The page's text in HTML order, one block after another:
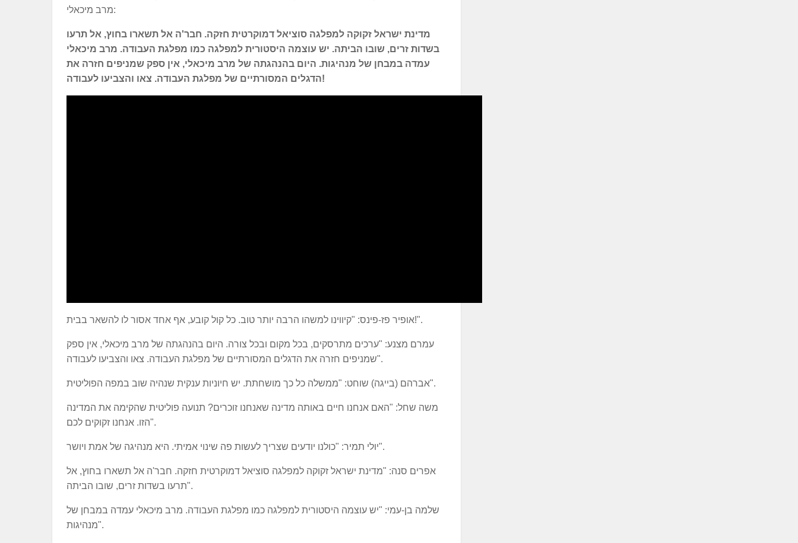
מרב מיכאלי:
מדינת ישראל זקוקה למפלגה סוציאל דמוקרטית חזקה. חבר'ה אל תשארו בחוץ, אל תרעו
בשדות זרים, שובו הביתה. יש עוצמה היסטורית למפלגה כמו מפלגת העבודה. מרב מיכאלי
עמדה במבחן של מנהיגות. היום בהנהגתה של מרב מיכאלי, אין ספק שמניפים חזרה את
הדגלים המסורתיים של מפלגת העבודה. צאו והצביעו לעבודה!
אופיר פז-פינס: "קיווינו למשהו הרבה יותר טוב. כל קול קובע, אף אחד אסור לו להשאר בבית!".
עמרם מצנע: "ערכים מתרסקים, בכל מקום ובכל צורה. היום בהנהגתה של מרב מיכאלי, אין ספק
שמניפים חזרה את הדגלים המסורתיים של מפלגת העבודה. צאו והצביעו לעבודה".
אברהם (בייגה) שוחט: "ממשלה כל כך מושחתת. יש חיוניות ענקית שנהיה שוב במפה הפוליטית".
משה שחל: "האם אנחנו חיים באותה מדינה שאנחנו זוכרים? תנועה פוליטית שהקימה את המדינה
הזו. אנחנו זקוקים לכם".
יולי תמיר: "כולנו יודעים שצריך לעשות פה שינוי אמיתי. היא מנהיגה של אמת ויושר".
אפרים סנה: "מדינת ישראל זקוקה למפלגה סוציאל דמוקרטית חזקה. חבר'ה אל תשארו בחוץ, אל
תרעו בשדות זרים, שובו הביתה".
שלמה בן-עמי: "יש עוצמה היסטורית למפלגה כמו מפלגת העבודה. מרב מיכאלי עמדה במבחן של
מנהיגות".